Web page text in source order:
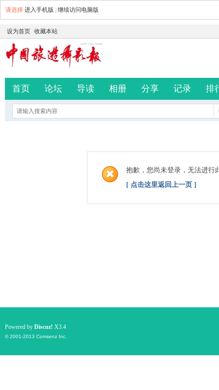
请选择 进入手机版 继续访问电脑版
设为首页 收藏本站
首页 论坛 导读 相册 分享 记录 排
抱歉，您尚未登录，无法进行
[ 点击这里返回上一页 ]
Powered by Discuz! X3.4
© 2001-2013 Comsenz Inc.